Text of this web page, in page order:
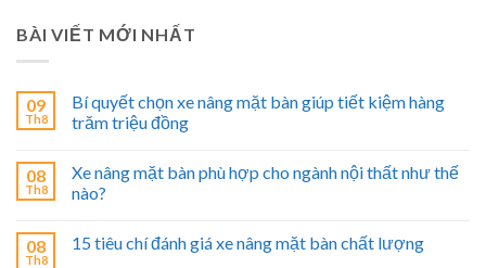
BÀI VIẾT MỚI NHẤT
09
Th8
Bí quyết chọn xe nâng mặt bàn giúp tiết kiệm hàng
trăm triệu đồng
08
Th8
Xe nâng mặt bàn phù hợp cho ngành nội thất như thế
nào?
08
Th8
15 tiêu chí đánh giá xe nâng mặt bàn chất lượng